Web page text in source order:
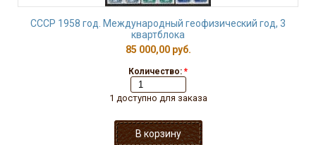
СССР 1958 год. Международный геофизический год, 3
квартблока
85 000,00 руб.
Количество: *
1 доступно для заказа